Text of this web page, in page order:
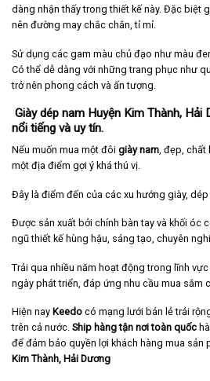
dàng nhận thấy trong thiết kế này. Đặc biệt
nên đường may chắc chắn, tỉ mỉ.
Sử dụng các gam màu chủ đạo như màu
Có thể dễ dàng với những trang phục như
trở nên phong cách và ấn tượng.
Giày dép nam Huyện Kim Thành,
nổi tiếng và uy tín.
Nếu muốn mua một đôi giày nam , đẹp,
một địa điểm gợi ý khá thú vị.
Đây là điểm đến của các xu hướng giày, dép
Được sản xuất bởi chính bàn tay và khối óc
ngũ thiết kế hùng hậu, sáng tạo, chuyên
Trải qua nhiều năm hoạt động trong lĩnh
ngày phát triển, đáp ứng nhu cầu mua sắm
Hiện nay Keedo có mạng lưới bán lẻ trải
trên cả nước. Ship hàng tận nơi toàn quốc
để đảm bảo quyền lợi khách hàng mua sản
Kim Thành, Hải Dương